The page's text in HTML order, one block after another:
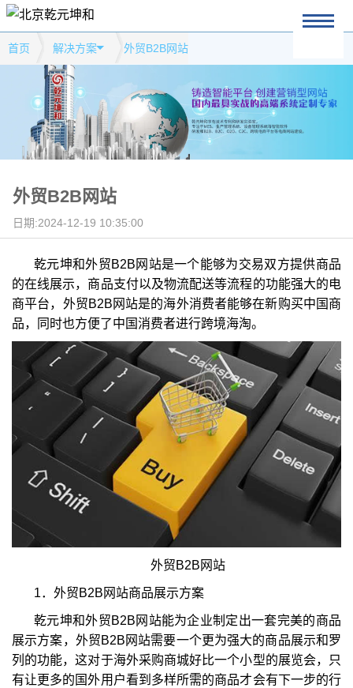
首页 解决方案 外贸B2B网站
外贸B2B网站
日期:2024-12-19 10:35:00
乾元坤和外贸B2B网站是一个能够为交易双方提供商品
的在线展示，商品支付以及物流配送等流程的功能强大的电
商平台，外贸B2B网站是的海外消费者能够在新购买中国商
品，同时也方便了中国消费者进行跨境海淘。
外贸B2B网站
1．外贸B2B网站商品展示方案
乾元坤和外贸B2B网站能为企业制定出一套完美的商品
展示方案，外贸B2B网站需要一个更为强大的商品展示和罗
列的功能，这对于海外采购商城好比一个小型的展览会，只
有让更多的国外用户看到多样所需的商品才会有下一步的行